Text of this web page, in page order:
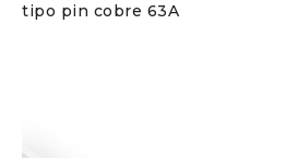
tipo pin cobre 63A